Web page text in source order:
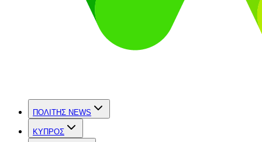
ΠΟΛΙΤΗΣ NEWS
ΚΥΠΡΟΣ